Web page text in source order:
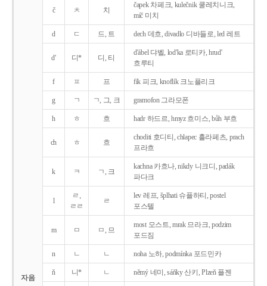
자음
č ㅊ 치
čapek 차페크, kulečnik 쿨레치니크,
míč 미치
d ㄷ 드, 트 dech 데흐, divadlo 디바들로, led 레트
d' 디* 디, 티
d'ábel 댜벨, lod'ka 로티카, hrud'
흐루티
f ㅍ 프 fík 피크, knoflík 크노플리크
g ㄱ ㄱ, 그, 크 gramofon 그라모폰
h ㅎ 흐 hadr 하드르, hmyz 흐미스, bůh 부흐
ch ㅎ 흐
choditi 호디티, chlapec 흘라페츠, prach
프라흐
k ㅋ ㄱ, 크
kachna 카흐나, nikdy 니크디, padák
파다크
l
ㄹ,
ㄹㄹ
ㄹ
lev 레프, šplhati 슈플하티, postel
포스텔
m ㅁ ㅁ, 므
most 모스트, mrak 므라크, podzim
포드짐
n ㄴ ㄴ noha 노하, podmínka 포드민카
ň 니* ㄴ němý 네미, sáňky 산키, Plzeň 플젠